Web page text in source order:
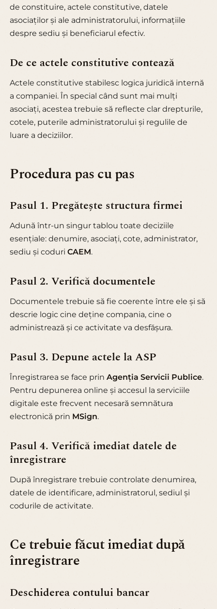
de constituire, actele constitutive, datele
asociaților și ale administratorului, informațiile
despre sediu și beneficiarul efectiv.
De ce actele constitutive contează
Actele constitutive stabilesc logica juridică internă
a companiei. În special când sunt mai mulți
asociați, acestea trebuie să reflecte clar drepturile,
cotele, puterile administratorului și regulile de
luare a deciziilor.
Procedura pas cu pas
Pasul 1. Pregătește structura firmei
Adună într-un singur tablou toate deciziile
esențiale: denumire, asociați, cote, administrator,
sediu și coduri CAEM.
Pasul 2. Verifică documentele
Documentele trebuie să fie coerente între ele și să
descrie logic cine deține compania, cine o
administrează și ce activitate va desfășura.
Pasul 3. Depune actele la ASP
Înregistrarea se face prin Agenția Servicii Publice.
Pentru depunerea online și accesul la serviciile
digitale este frecvent necesară semnătura
electronică prin MSign.
Pasul 4. Verifică imediat datele de
înregistrare
După înregistrare trebuie controlate denumirea,
datele de identificare, administratorul, sediul și
codurile de activitate.
Ce trebuie făcut imediat după
înregistrare
Deschiderea contului bancar